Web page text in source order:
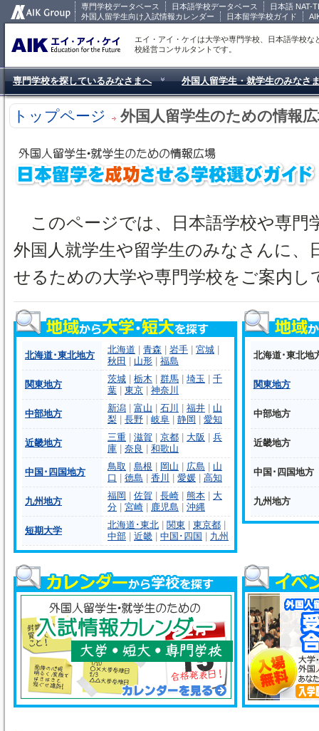
専門学校データベース 日本語学校データベース
日本語 NAT-
外国人留学生向け入試情報カレンダー
日本留学学校ガイド
エイ・アイ・ケイは大学や専門学校、日本語学校な
校経営コンサルタントです。
専門学校を探しているみなさまへ 外国人留学生・就学生のみなさ
トップページ 外国人留学生のための情報
このページでは、日本語学校や専門
外国人就学生や留学生のみなさんに、
せるための大学や専門学校をご案内し
北海道･東北地方
北海道 青森 岩手 宮城
秋田
山形 福島
関東地方
茨城 栃木 群馬 埼玉
千
葉
東京 神奈川
中部地方
新潟 富山 石川 福井
山
梨
長野 岐阜 静岡 愛知
近畿地方
三重 滋賀 京都 大阪
兵
庫
奈良 和歌山
中国･四国地方
鳥取 島根 岡山 広島
山
口
徳島 香川 愛媛 高知
九州地方
福岡 佐賀 長崎 熊本
大
分
宮崎 鹿児島 沖縄
短期大学
北海道･東北 関東 東京都
中部
近畿 中国･四国 九州
北海道･東北地
関東地方
中部地方
近畿地方
中国･四国地方
九州地方